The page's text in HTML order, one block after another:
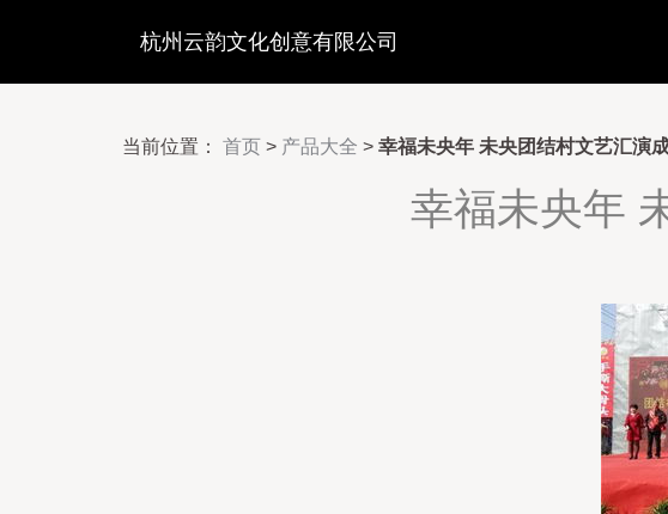
杭州云韵文化创意有限公司
当前位置： 首页 > 产品大全 > 幸福未央年 未央团结村文艺汇演
幸福未央年